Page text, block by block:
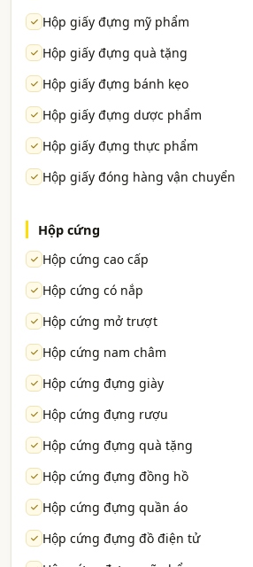
Hộp giấy đựng mỹ phẩm
Hộp giấy đựng quà tặng
Hộp giấy đựng bánh kẹo
Hộp giấy đựng dược phẩm
Hộp giấy đựng thực phẩm
Hộp giấy đóng hàng vận chuyển
Hộp cứng
Hộp cứng cao cấp
Hộp cứng có nắp
Hộp cứng mở trượt
Hộp cứng nam châm
Hộp cứng đựng giày
Hộp cứng đựng rượu
Hộp cứng đựng quà tặng
Hộp cứng đựng đồng hồ
Hộp cứng đựng quần áo
Hộp cứng đựng đồ điện tử